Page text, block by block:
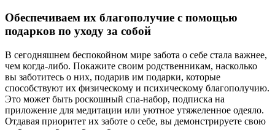
Обеспечиваем их благополучие с помощью
подарков по уходу за собой
В сегодняшнем беспокойном мире забота о себе стала важнее,
чем когда-либо. Покажите своим родственникам, насколько
вы заботитесь о них, подарив им подарки, которые
способствуют их физическому и психическому благополучию.
Это может быть роскошный спа-набор, подписка на
приложение для медитации или уютное утяжеленное одеяло.
Отдавая приоритет их заботе о себе, вы демонстрируете свою